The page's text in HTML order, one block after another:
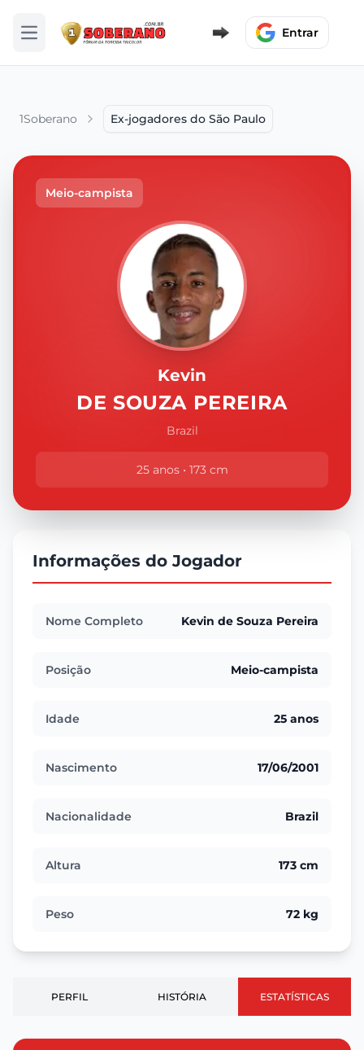
Abrir menu Entrar
1Soberano Ex-jogadores do São Paulo
Meio-campista
Kevin
DE SOUZA PEREIRA
Brazil
25 anos • 173 cm
Informações do Jogador
Nome Completo Kevin de Souza Pereira
Posição Meio-campista
Idade 25 anos
Nascimento 17/06/2001
Nacionalidade Brazil
Altura 173 cm
Peso 72 kg
PERFIL HISTÓRIA ESTATÍSTICAS